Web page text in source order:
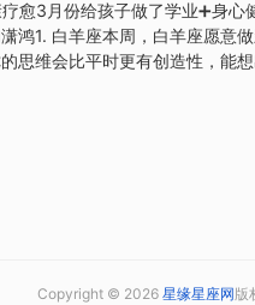
愈3月份给孩子做了学业➕身
鸿1. 白羊座本周，白羊座愿意
思维会比平时更有创造性，能
表现。处理复杂项目、提出新
人。有伴侣的朋友另一半较忙
导致情绪波动，建议保持好的
Copyright © 2026 星缘星座网版